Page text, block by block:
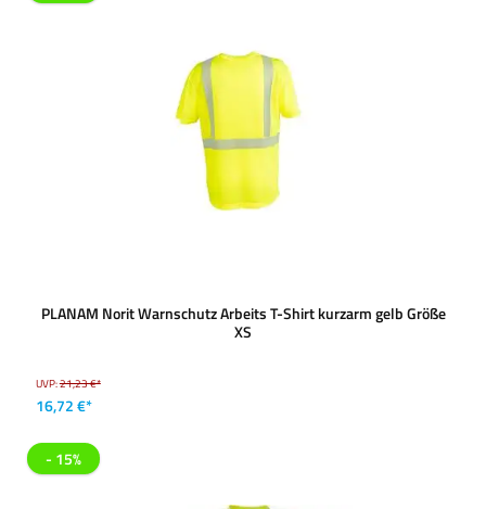
PLANAM Norit Warnschutz Arbeits T-Shirt kurzarm gelb Größe
XS
UVP:21,23 €*
16,72 €*
- 15%